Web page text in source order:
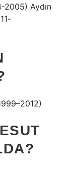
2005) Aydın